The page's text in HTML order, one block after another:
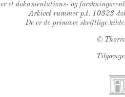
er et dokumentations- og
Arkivet rummer p.t. 10323
De er de primære skriftlige
©